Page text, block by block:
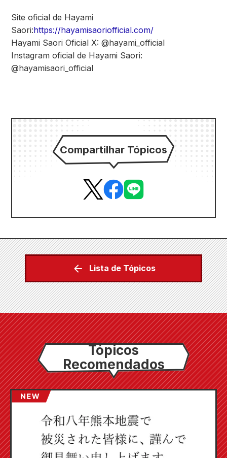
Site oficial de Hayami
Saori:https://hayamisaoriofficial.com/
Hayami Saori Oficial X: @hayami_official
Instagram oficial de Hayami Saori:
@hayamisaori_official
Compartilhar Tópicos
Lista de Tópicos
Tópicos
Recomendados